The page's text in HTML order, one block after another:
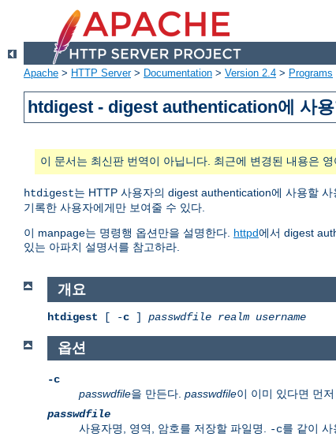
Apache > HTTP Server> Documentation > Version 2.4 > Programs
htdigest - digest authentication에 사
이 문서는 최신판 번역이 아닙니다. 최근에 변경된 내용은
htdigest는 HTTP 사용자의 digest authentication에 사용할
기록한 사용자에게만 보여줄 수 있다.
이 manpage는 명령행 옵션만을 설명한다. httpd에서 digest
있는 아파치 설명서를 참고하라.
개요
htdigest [ -c ] passwdfile realm username
옵션
-c
passwdfile을 만든다. passwdfile이 이미 있다면 먼
passwdfile
사용자명, 영역, 암호를 저장할 파일명.
-c를 같이